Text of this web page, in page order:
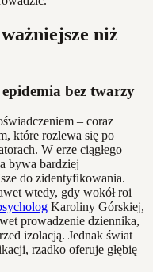
niż
bez twarzy
– coraz
które rozlewa się po
W erze ciągłego
bywa bardziej
do zidentyfikowania.
wtedy, gdy wokół roi
Karoliny Górskiej,
prowadzenie dziennika,
izolacją. Jednak świat
rzadko oferuje głębię